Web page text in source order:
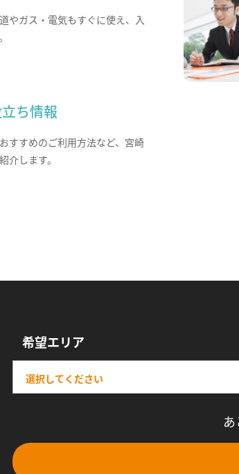
やガス・電気もすぐに使え、入
ち情報
すすめのご利用方法など、宮崎
介します。
希望エリア